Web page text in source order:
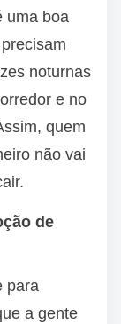
uma boa
noturnas
e no
quem
não vai
de
para
a gente